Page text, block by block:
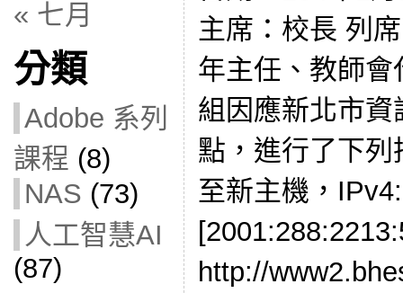
« 七月
分類
Adobe 系列
課程 (8)
NAS (73)
人工智慧AI
(87)
主席：校長 列
年主任、教師
組因應新北市
點，進行了下
至新主機，
http://